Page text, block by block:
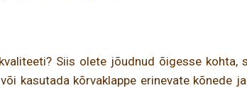
Siis olete jõudnud õigesse kohta,
kasutada kõrvaklappe erinevate kõnede